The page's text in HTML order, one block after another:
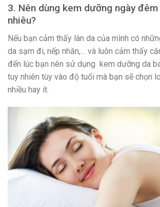
3. Nên dùng kem dưỡng ngày
nhiêu?
Nếu bạn cảm thấy làn da của mình có
da sạm đi, nếp nhăn,… và luôn cảm thấy
đến lúc bạn nên sử dụng kem dưỡng da
tuy nhiên tùy vào độ tuổi mà bạn sẽ chọn
nhiều hay ít.